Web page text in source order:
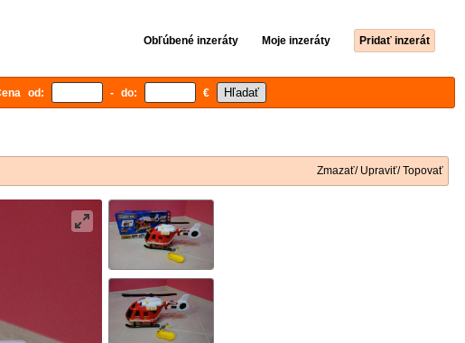
Obľúbené inzeráty Moje inzeráty Pridať inzerát
od: - do: €
Zmazať/ Upraviť/ Topovať